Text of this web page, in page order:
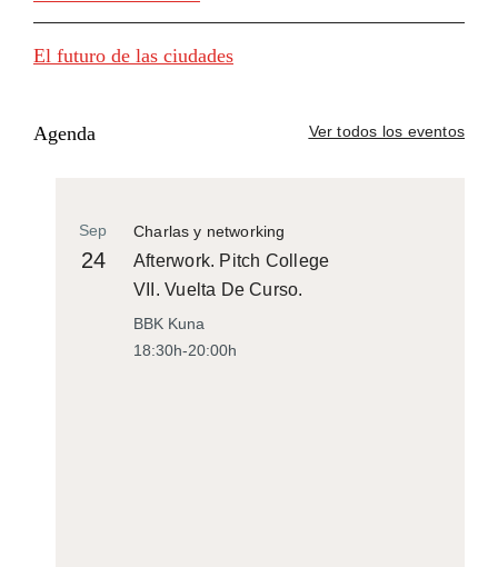
El futuro de las ciudades
Agenda Ver todos los eventos
Charlas y networking
Sep
24
Afterwork. Pitch College
VII. Vuelta De Curso.
BBK Kuna
18:30h-20:00h